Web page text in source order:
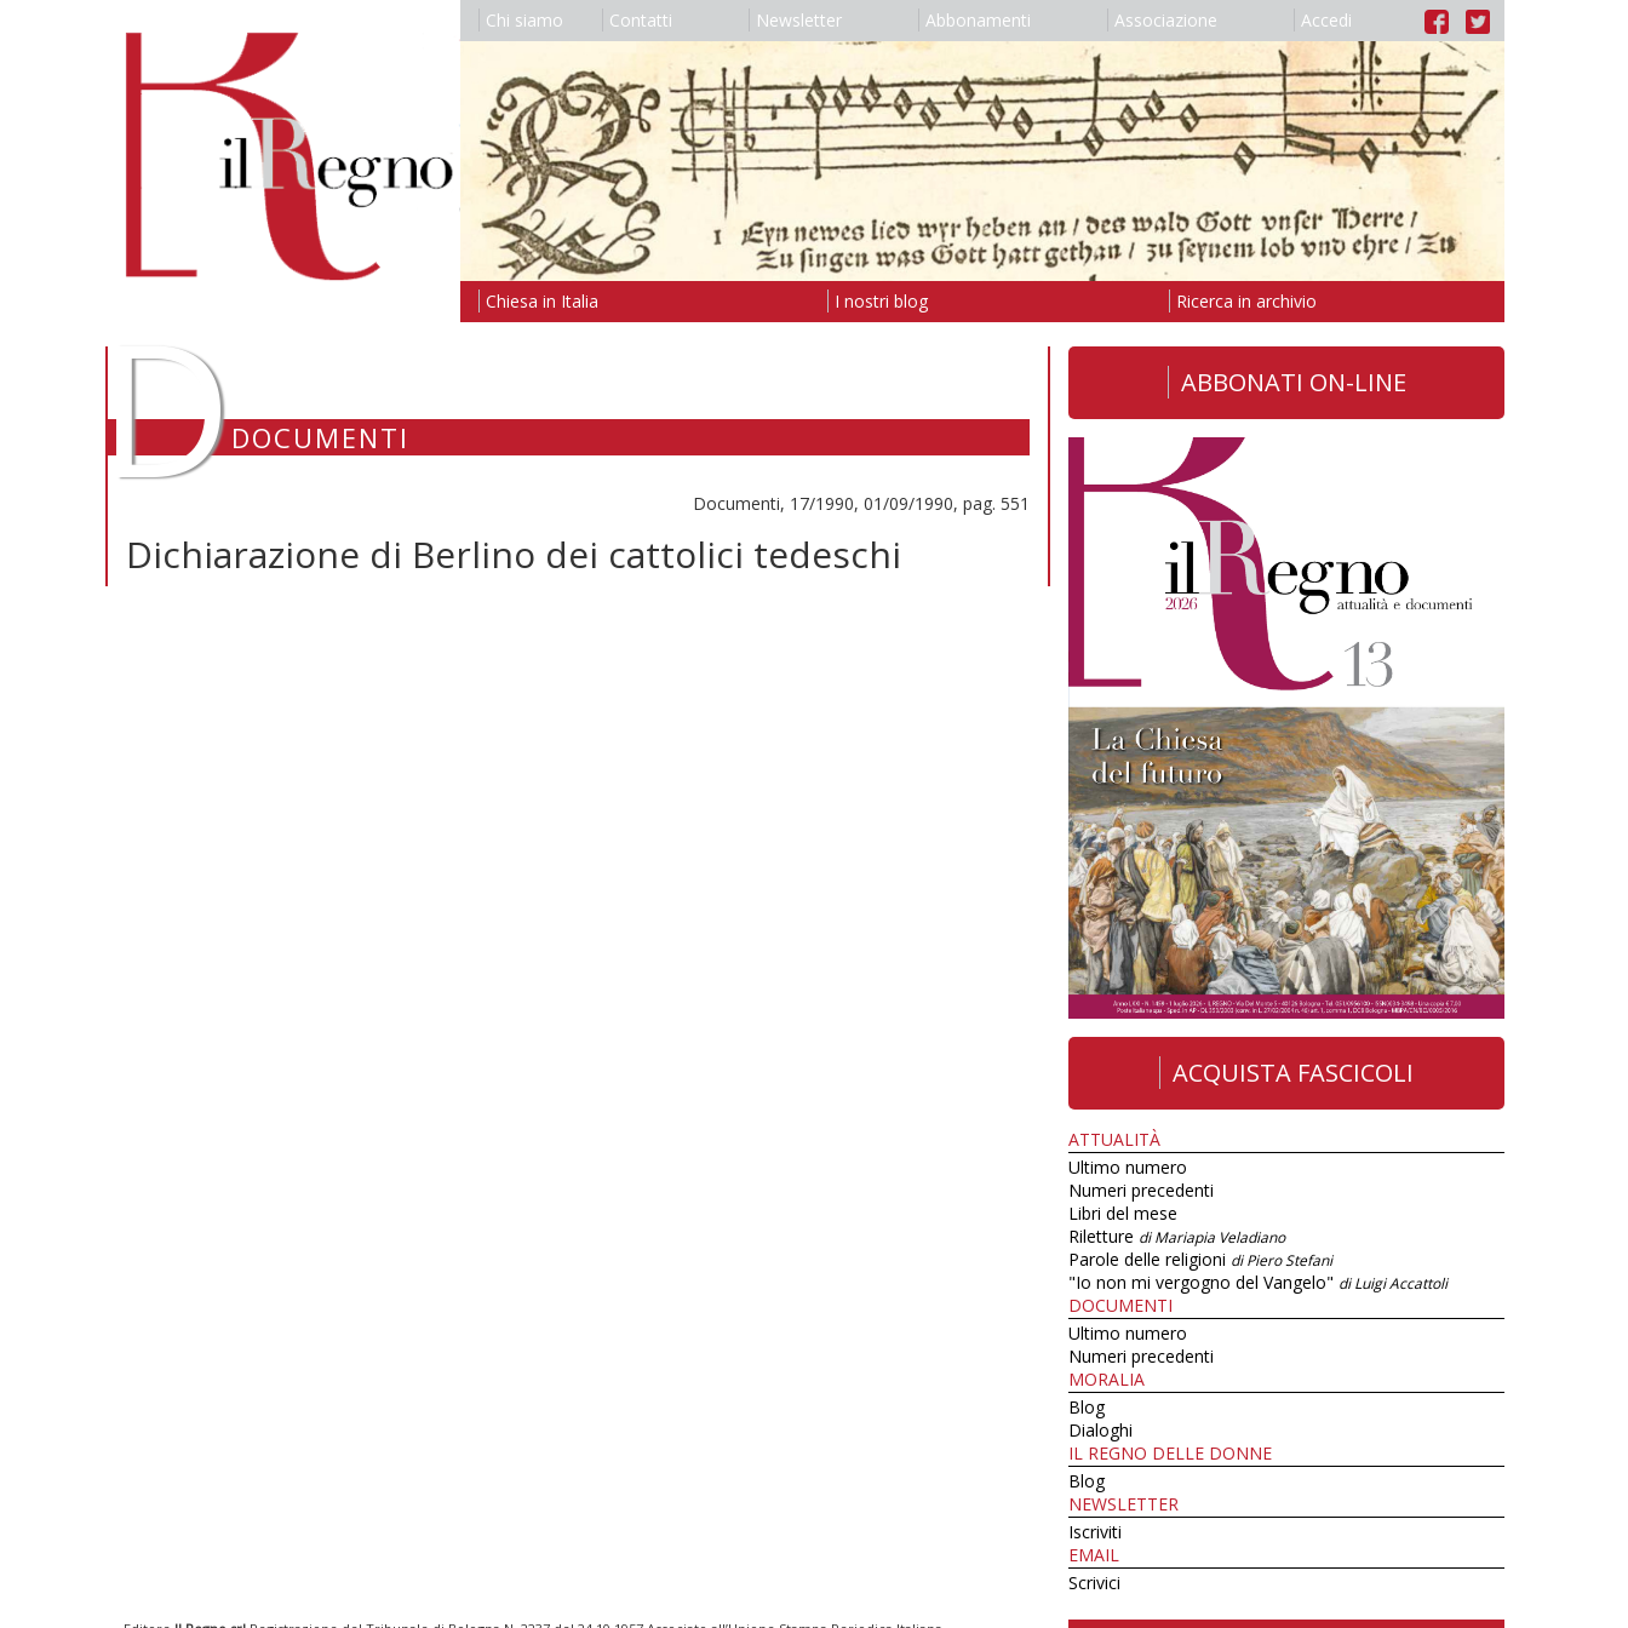
Chi siamo Contatti Newsletter Abbonamenti Associazione Accedi
Chiesa in Italia I nostri blog Ricerca in archivio
DDOCUMENTI
Documenti, 17/1990, 01/09/1990, pag. 551
Dichiarazione di Berlino dei cattolici tedeschi
ABBONATI ON-LINE
ACQUISTA FASCICOLI
ATTUALITÀ
Ultimo numero
Numeri precedenti
Libri del mese
Riletture di Mariapia Veladiano
Parole delle religioni di Piero Stefani
"Io non mi vergogno del Vangelo" di Luigi Accattoli
DOCUMENTI
Ultimo numero
Numeri precedenti
MORALIA
Blog
Dialoghi
IL REGNO DELLE DONNE
Blog
NEWSLETTER
Iscriviti
EMAIL
Scrivici